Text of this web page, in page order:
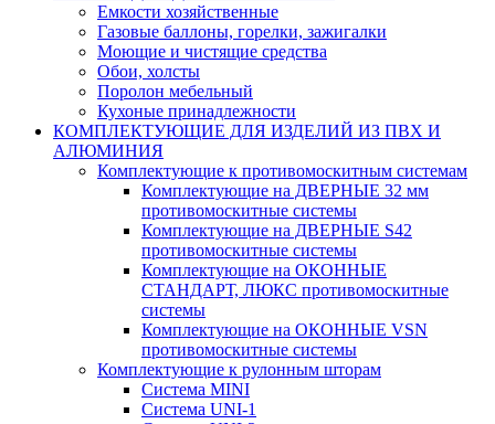
Емкости хозяйственные
Газовые баллоны, горелки, зажигалки
Моющие и чистящие средства
Обои, холсты
Поролон мебельный
Кухоные принадлежности
КОМПЛЕКТУЮЩИЕ ДЛЯ ИЗДЕЛИЙ ИЗ ПВХ И
АЛЮМИНИЯ
Комплектующие к противомоскитным системам
Комплектующие на ДВЕРНЫЕ 32 мм
противомоскитные системы
Комплектующие на ДВЕРНЫЕ S42
противомоскитные системы
Комплектующие на ОКОННЫЕ
СТАНДАРТ, ЛЮКС противомоскитные
системы
Комплектующие на ОКОННЫЕ VSN
противомоскитные системы
Комплектующие к рулонным шторам
Система MINI
Система UNI-1